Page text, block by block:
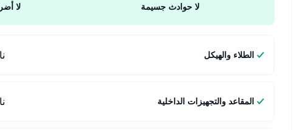
لا حوادث جسيمة لا
الطلاء والهيكل
المقاعد والتجهيزات الداخلية